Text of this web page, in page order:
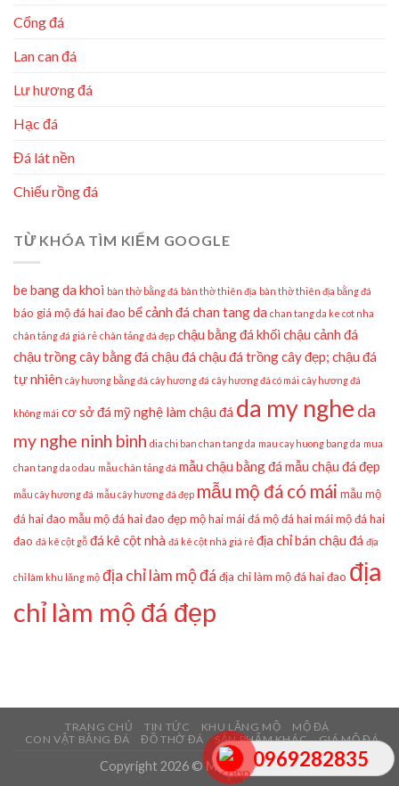
0969282835
Cổng đá
Lan can đá
Lư hương đá
Hạc đá
Đá lát nền
Chiếu rồng đá
TỪ KHÓA TÌM KIẾM GOOGLE
be bang da khoi bàn thờ bằng đá bàn thờ thiên địa bàn thờ thiên địa bằng đá
báo giá mộ đá hai đao bể cảnh đá chan tang da chan tang da ke cot nha
chân tảng đá giá rẻ chân tảng đá đẹp chậu bằng đá khối chậu cảnh đá
chậu trồng cây bằng đá chậu đá chậu đá trồng cây đẹp; chậu đá
tự nhiên cây hương bằng đá cây hương đá cây hương đá có mái cây hương đá
không mái cơ sở đá mỹ nghệ làm chậu đá da my nghe da
my nghe ninh binh dia chi ban chan tang da mau cay huong bang da mua
chan tang da o dau mẫu chân tảng đá mẫu chậu bằng đá mẫu chậu đá đẹp
mẫu cây hương đá mẫu cây hương đá đẹp mẫu mộ đá có mái mẫu mộ
đá hai đao mẫu mộ đá hai đao đẹp mộ hai mái đá mộ đá hai máimộ đá hai
đao đá kê cột gỗ đá kê cột nhà đá kê cột nhà giá rẻ địa chỉ bán chậu đá địa
chỉ làm khu lăng mộ địa chỉ làm mộ đá địa chỉ làm mộ đá hai đao địa
chỉ làm mộ đá đẹp
TRANG CHỦ TIN TỨC KHU LĂNG MỘ
MỘ ĐÁ
CON VẬT BẰNG ĐÁ
ĐỒ THỜ ĐÁ SẢN PHẨM KHÁC GIÁ MỘ ĐÁ
Copyright 2026 ©Mẫu Mộ Đá Đẹp